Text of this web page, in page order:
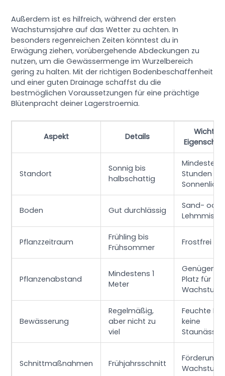
Außerdem ist es hilfreich, während der ersten
Wachstumsjahre auf das Wetter zu achten. In
besonders regenreichen Zeiten könntest du in
Erwägung ziehen, vorübergehende Abdeckungen zu
nutzen, um die Gewässermenge im Wurzelbereich
gering zu halten. Mit der richtigen Bodenbeschaffenheit
und einer guten Drainage schaffst du die
bestmöglichen Voraussetzungen für eine prächtige
Blütenpracht deiner Lagerstroemia.
Aspekt Details
Standort
Sonnig bis
halbschattig
Mindestens
Stunden
Sonnenlicht
Boden Gut durchlässig
Sand- oder
Pflanzzeitraum
Frühling bis
Frühsommer
Frostfrei
Pflanzenabstand
Mindestens 1
Meter
Genügend
Platz für
Wachstum
Bewässerung
Regelmäßig,
aber nicht zu
viel
Feuchte
keine
Staunässe
Schnittmaßnahmen Frühjahrsschnitt
Förderung